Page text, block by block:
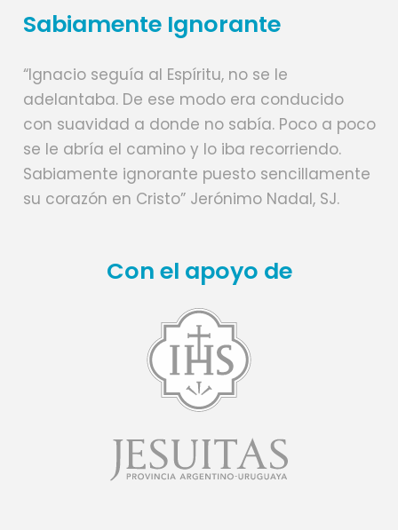
EXPOSITOR:
P. Dagoberto Lagos, jesuita chileno, Capellán del Centro de
Pontificia Universidad de Comillas, España, y Máster en
Espiritualidad Ignaciana.
Contribución para residentes en otro país: U$ 30 dólares
Inscripciones y datos para transferencia
en https://forms.gle/M2KY53Btvk2b8MWE6
Sabiamente Ignorante
“Ignacio seguía al Espíritu, no se le
adelantaba. De ese modo era conducido
con suavidad a donde no sabía. Poco a poco
se le abría el camino y lo iba recorriendo.
Sabiamente ignorante puesto sencillamente
su corazón en Cristo” Jerónimo Nadal, SJ.
Con el apoyo de